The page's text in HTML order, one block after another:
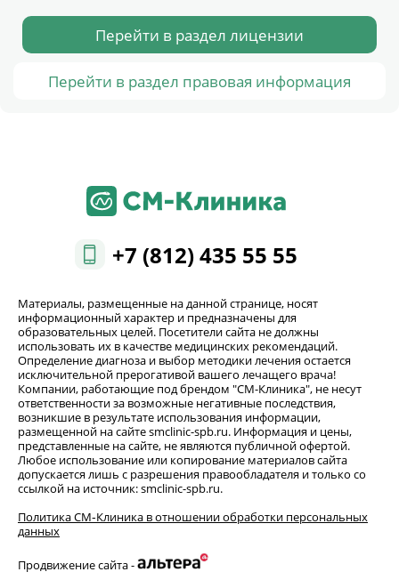
Перейти в раздел лицензии
Перейти в раздел правовая информация
+7 (812) 435 55 55
Материалы, размещенные на данной странице, носят
информационный характер и предназначены для
образовательных целей. Посетители сайта не должны
использовать их в качестве медицинских рекомендаций.
Определение диагноза и выбор методики лечения остается
исключительной прерогативой вашего лечащего врача!
Компании, работающие под брендом "СМ-Клиника", не несут
ответственности за возможные негативные последствия,
возникшие в результате использования информации,
размещенной на сайте smclinic-spb.ru. Информация и цены,
представленные на сайте, не являются публичной офертой.
Любое использование или копирование материалов сайта
допускается лишь с разрешения правообладателя и только со
ссылкой на источник: smclinic-spb.ru.
Политика СМ‑Клиника в отношении обработки персональных
данных
Продвижение сайта -